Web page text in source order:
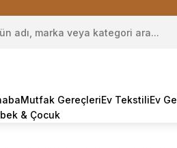
Mutfak GereçleriEv TekstiliEv
& Çocuk